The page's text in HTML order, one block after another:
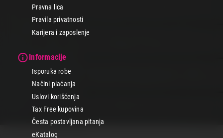
Pravna lica
Pravila privatnosti
Karijera i zaposlenje
Informacije
Isporuka robe
Načini plaćanja
Uslovi korišćenja
Tax Free kupovina
Česta postavljana pitanja
eKatalog